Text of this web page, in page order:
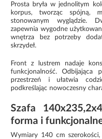
Prosta bryła w jednolitym
korpus, tworząc spójną,
stonowanym wyglądzie.
zapewnia wygodne
wnętrza bez potrzeby
skrzydeł.
Front z lustrem nadaje
funkcjonalność. Odbijająca
przestrzeń i ułatwia
podkreślając nowoczesny
Szafa
forma i
Wymiary 140 cm